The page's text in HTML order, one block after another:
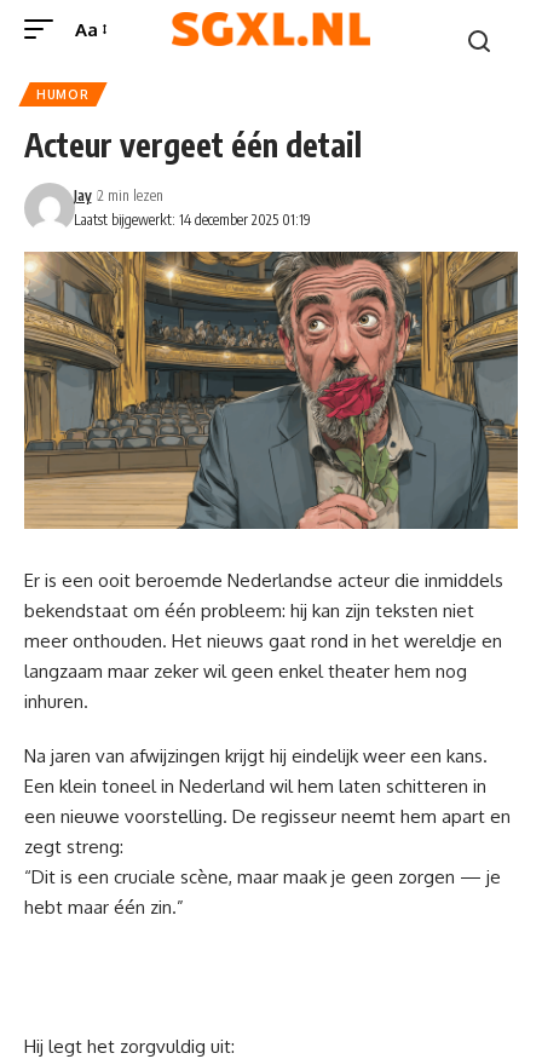
Aa
HUMOR
Acteur vergeet één detail
Laatst bijgewerkt: 14 december 2025 01:19
Jay 2 min lezen
Er is een ooit beroemde Nederlandse acteur die inmiddels
bekendstaat om één probleem: hij kan zijn teksten niet
meer onthouden. Het nieuws gaat rond in het wereldje en
langzaam maar zeker wil geen enkel theater hem nog
inhuren.
Na jaren van afwijzingen krijgt hij eindelijk weer een kans.
Een klein toneel in Nederland wil hem laten schitteren in
een nieuwe voorstelling. De regisseur neemt hem apart en
zegt streng:
“Dit is een cruciale scène, maar maak je geen zorgen — je
hebt maar één zin.”
Hij legt het zorgvuldig uit: